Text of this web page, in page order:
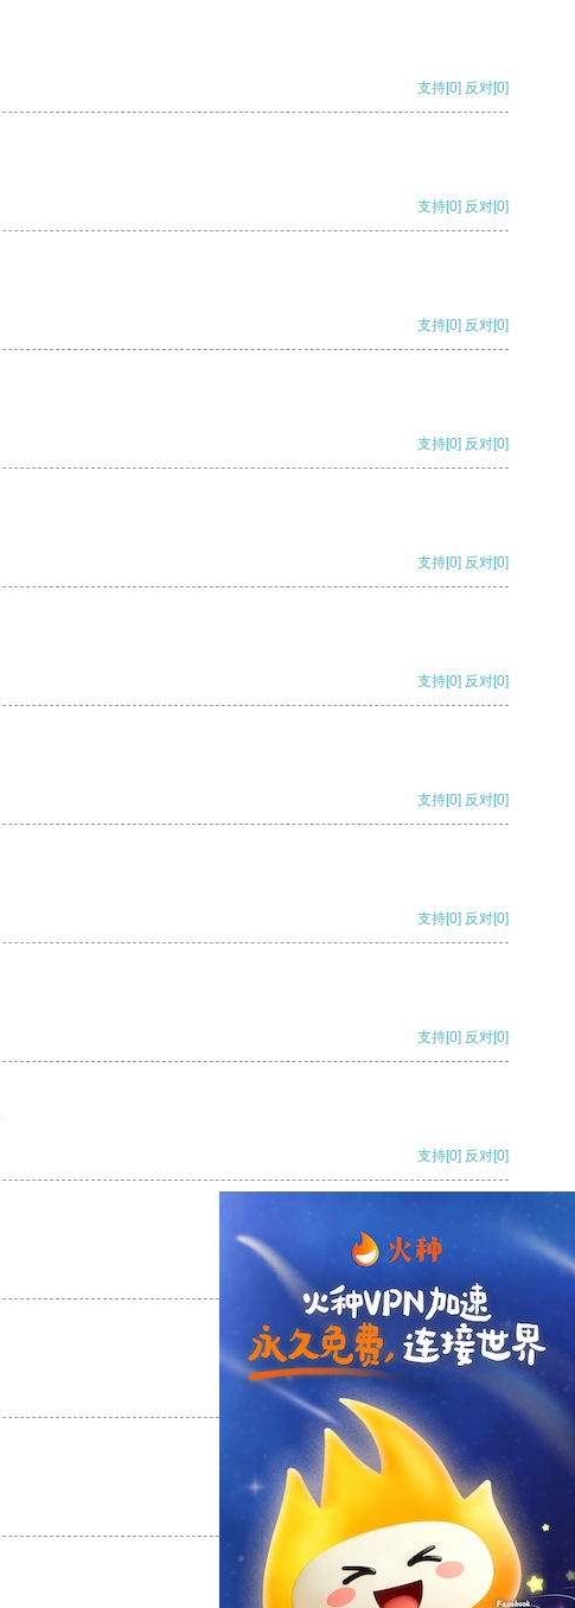
支持[0] 反对[0]
支持[0] 反对[0]
支持[0] 反对[0]
支持[0] 反对[0]
支持[0] 反对[0]
支持[0] 反对[0]
支持[0] 反对[0]
支持[0] 反对[0]
支持[0] 反对[0]
支持[0] 反对[0]
反对
反对[0]